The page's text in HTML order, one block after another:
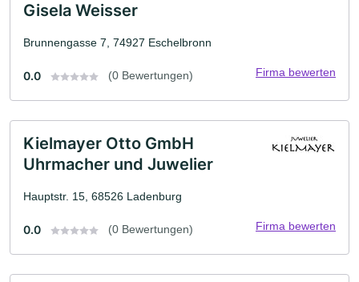
Gisela Weisser
Brunnengasse 7, 74927 Eschelbronn
0.0 (0 Bewertungen) Firma bewerten
Kielmayer Otto GmbH
Uhrmacher und Juwelier
Hauptstr. 15, 68526 Ladenburg
0.0 (0 Bewertungen) Firma bewerten